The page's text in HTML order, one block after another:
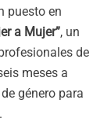
puesto en
a Mujer”, un
de
meses a
género para